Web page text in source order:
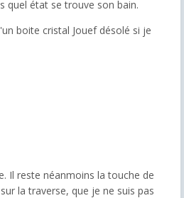
quel état se trouve son bain.
boite cristal Jouef désolé si je
Il reste néanmoins la touche de
la traverse, que je ne suis pas